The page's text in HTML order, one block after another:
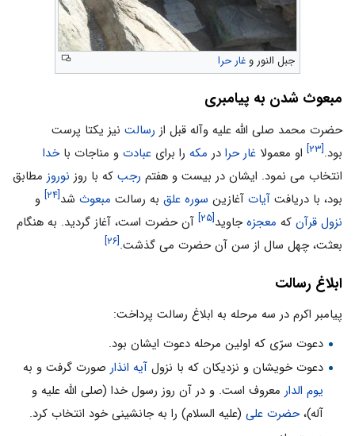
جبل النور و غار حرا
مبعوث شدن به پیامبری
حضرت محمد صلی الله علیه وآله قبل از رسالت نیز یکتا پرست
بود.[۲۳] او معمولا غار حرا در مکه را برای عبادت و مناجات باخدا
انتخاب می نمود. ایشان در بیست و هفتم رجب که با روز نوروز مطابق
بود، با دریافت آیات آغازین سوره علق به رسالت مبعوث شد[۲۴]
و
نزول قرآن که معجزهجاوید[۲۵]
آن حضرت است، آغاز گردید. به هنگام
بعثت، چهل سال از سن آن حضرت می گذشت.[۲۶]
ابلاغ رسالت
پیامبر اکرم در سه مرحله به ابلاغ رسالت پرداخت:
دعوت سرّی که اولین مرحله دعوت ایشان بود.
دعوت خویشان و نزدیکان که با نزول آیه انذارصورت گرفت و به
یوم الدارمعروف است. و در آن روز رسول خدا (صلی الله علیه و
آله)،حضرت علی(علیه السلام) را به جانشینی خود انتخاب کرد.